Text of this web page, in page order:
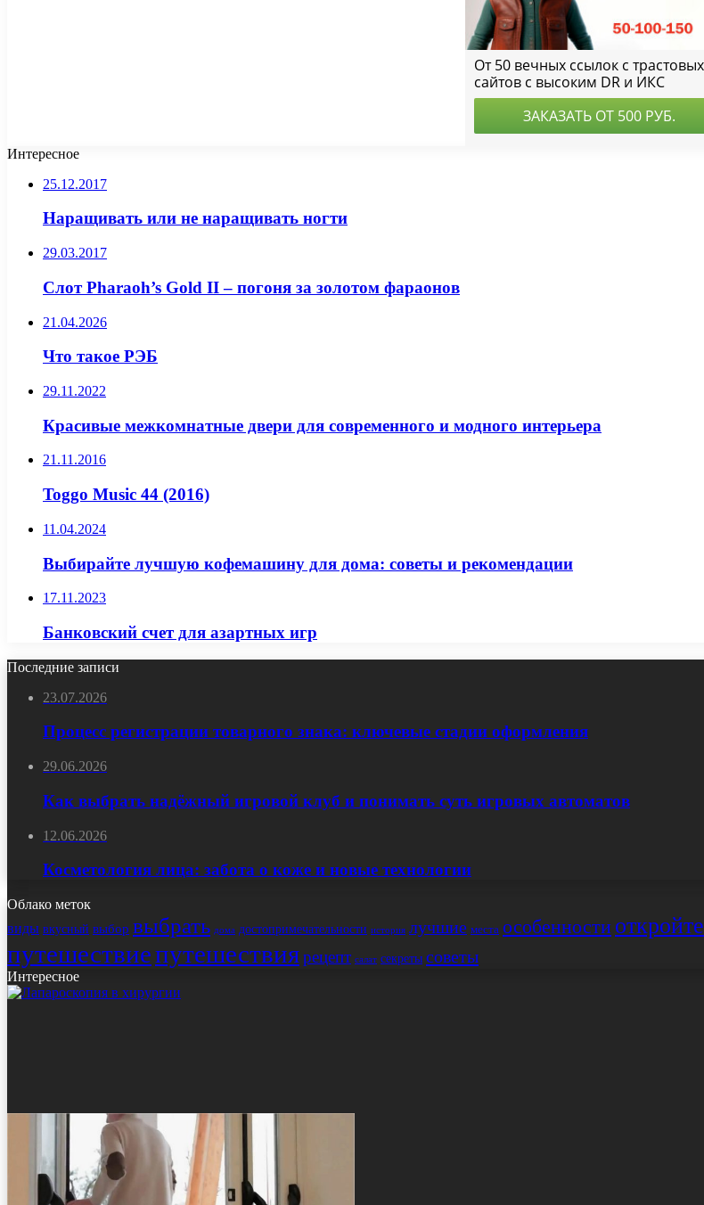
Интересное
25.12.2017
Наращивать или не наращивать ногти
29.03.2017
Слот Pharaoh’s Gold II – погоня за золотом фараонов
21.04.2026
Что такое РЭБ
29.11.2022
Красивые межкомнатные двери для современного и модного интерьера
21.11.2016
Toggo Music 44 (2016)
11.04.2024
Выбирайте лучшую кофемашину для дома: советы и рекомендации
17.11.2023
Банковский счет для азартных игр
Последние записи
23.07.2026
Процесс регистрации товарного знака: ключевые стадии оформления
29.06.2026
Как выбрать надёжный игровой клуб и понимать суть игровых автоматов
12.06.2026
Косметология лица: забота о коже и новые технологии
Облако меток
виды вкусный выбор выбрать дома достопримечательности история лучшие места особенности откройте
путешествиепутешествиярецепт салат секреты советы
Интересное